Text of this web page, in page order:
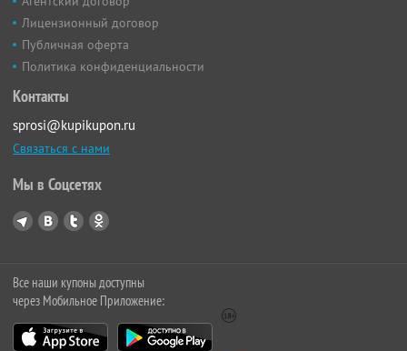
Лицензионный договор
Публичная оферта
Политика конфиденциальности
Контакты
sprosi@kupikupon.ru
Связаться с нами
Мы в Соцсетях
Все наши купоны доступны
через Мобильное Приложение: